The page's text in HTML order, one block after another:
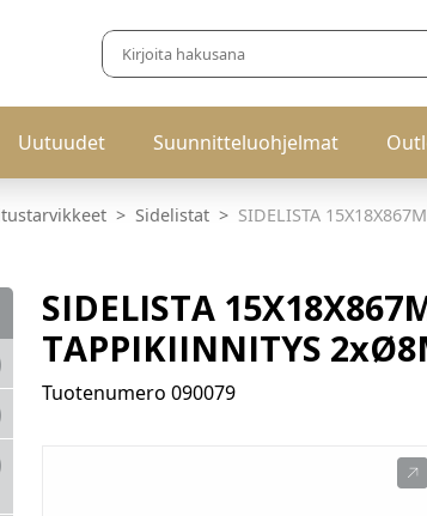
Uutuudet Suunnitteluohjelmat
Sidelistat SIDELISTA
SIDELISTA
TAPPIKIINNITYS
Tuotenumero 090079